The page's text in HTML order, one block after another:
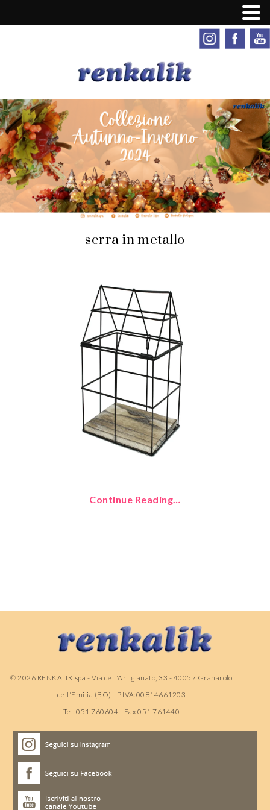
serra in metallo
Continue Reading…
© 2026 RENKALIK spa - Via dell'Artigianato, 33 - 40057 Granarolo
dell'Emilia (BO) - P.IVA:00814661203
Tel. 051 760604 - Fax 051 761440